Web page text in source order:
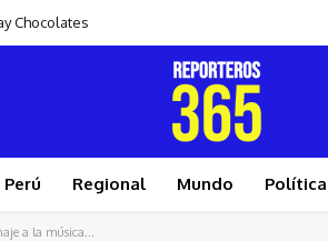
Chocolates
Perú Regional Mundo Política
a la música...